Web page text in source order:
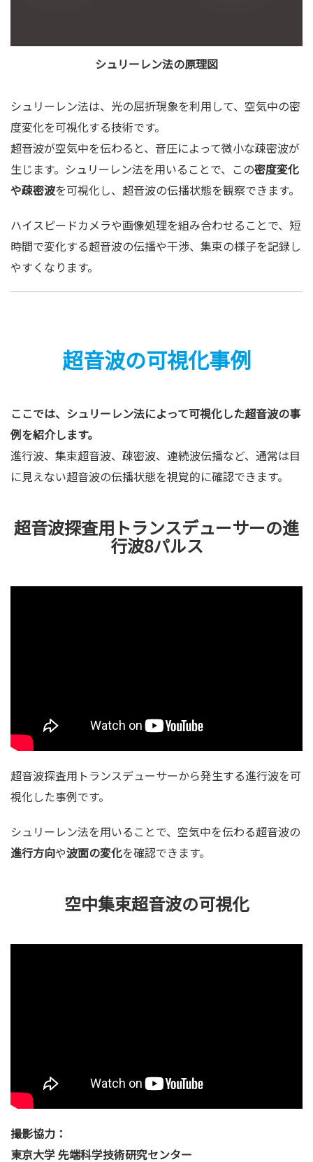
シュリーレン法の原理図
シュリーレン法は、光の屈折現象を利用して、空気中の密
度変化を可視化する技術です。
超音波が空気中を伝わると、音圧によって微小な疎密波が
生じます。シュリーレン法を用いることで、この密度変化
や疎密波を可視化し、超音波の伝播状態を観察できます。
ハイスピードカメラや画像処理を組み合わせることで、短
時間で変化する超音波の伝播や干渉、集束の様子を記録し
やすくなります。
超音波の可視化事例
ここでは、シュリーレン法によって可視化した超音波の事
例を紹介します。
進行波、集束超音波、疎密波、連続波伝播など、通常は目
に見えない超音波の伝播状態を視覚的に確認できます。
超音波探査用トランスデューサーの進
行波8パルス
超音波探査用トランスデューサーから発生する進行波を可
視化した事例です。
シュリーレン法を用いることで、空気中を伝わる超音波の
進行方向や波面の変化を確認できます。
空中集束超音波の可視化
撮影協力：
東京大学 先端科学技術研究センター